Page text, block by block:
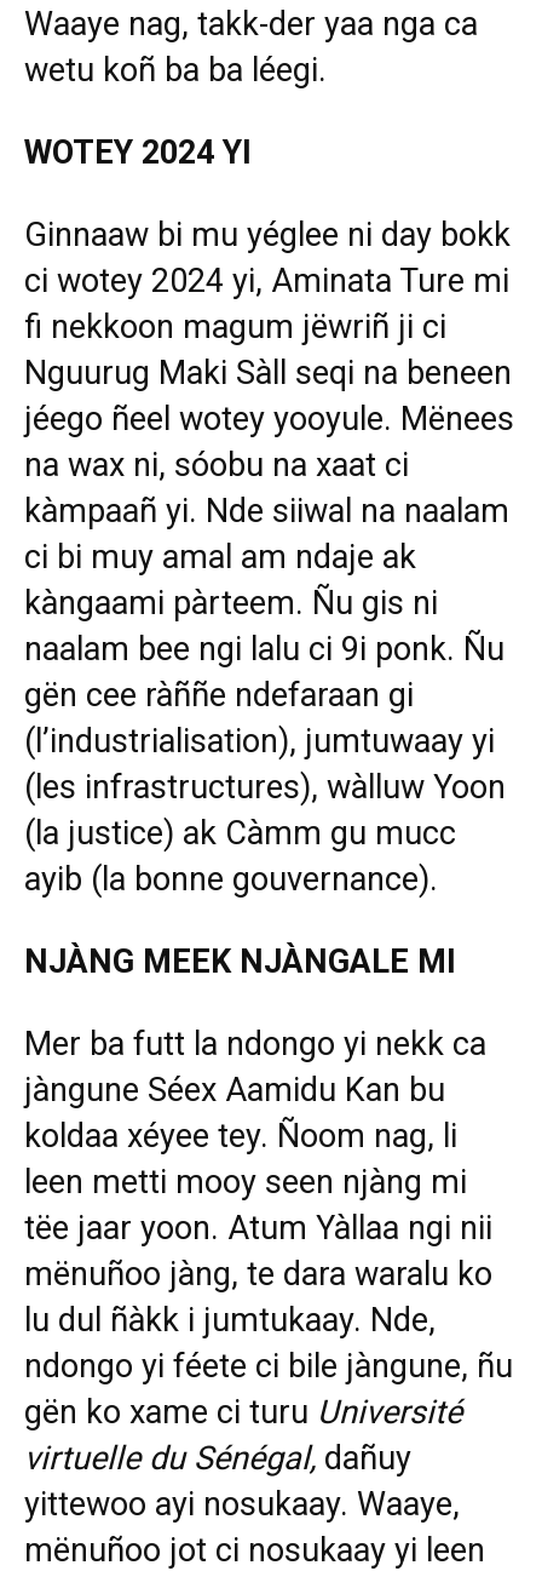
Waaye nag, takk-der yaa nga ca
wetu koñ ba ba léegi.
WOTEY 2024 YI
Ginnaaw bi mu yéglee ni day bokk
ci wotey 2024 yi, Aminata Ture mi
fi nekkoon magum jëwriñ ji ci
Nguurug Maki Sàll seqi na beneen
jéego ñeel wotey yooyule. Mënees
na wax ni, sóobu na xaat ci
kàmpaañ yi. Nde siiwal na naalam
ci bi muy amal am ndaje ak
kàngaami pàrteem. Ñu gis ni
naalam bee ngi lalu ci 9i ponk. Ñu
gën cee ràññe ndefaraan gi
(l’industrialisation), jumtuwaay yi
(les infrastructures), wàlluw Yoon
(la justice) ak Càmm gu mucc
ayib (la bonne gouvernance).
NJÀNG MEEK NJÀNGALE MI
Mer ba futt la ndongo yi nekk ca
jàngune Séex Aamidu Kan bu
koldaa xéyee tey. Ñoom nag, li
leen metti mooy seen njàng mi
tëe jaar yoon. Atum Yàllaa ngi nii
mënuñoo jàng, te dara waralu ko
lu dul ñàkk i jumtukaay. Nde,
ndongo yi féete ci bile jàngune, ñu
gën ko xame ci turu Université
virtuelle du Sénégal, dañuy
yittewoo ayi nosukaay. Waaye,
mënuñoo jot ci nosukaay yi leen